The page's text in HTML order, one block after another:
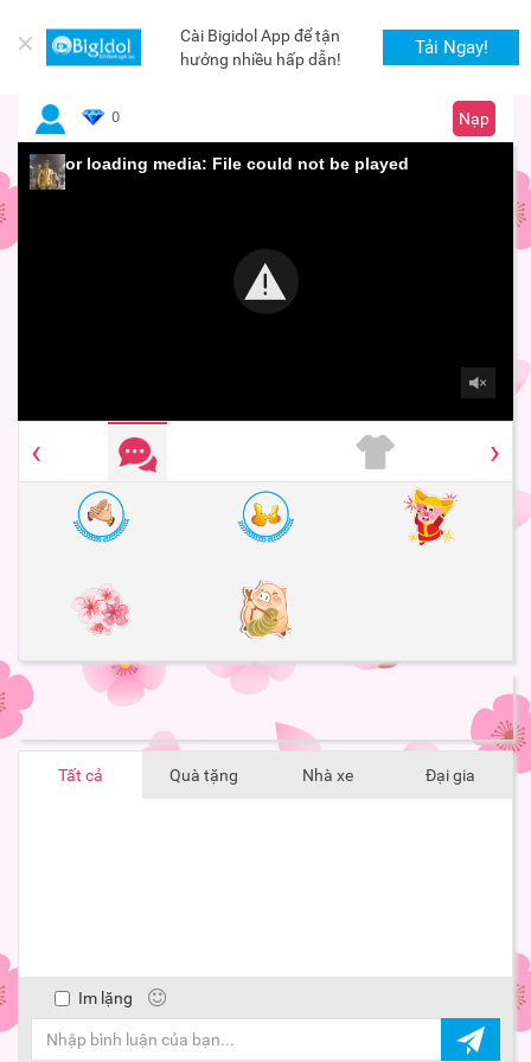
✕
Cài Bigidol App để tận
hưởng nhiều hấp dẫn!
Tải Ngay!
0 Nạp
Error loading media: File could not be played
‹ ›
Tất cả Quà tặng Nhà xe Đại gia
Im lặng